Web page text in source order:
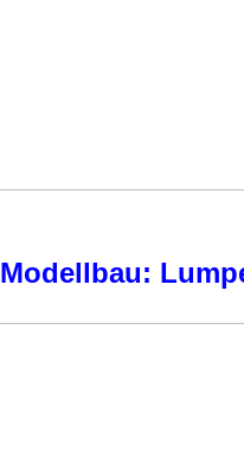
Modellbau: